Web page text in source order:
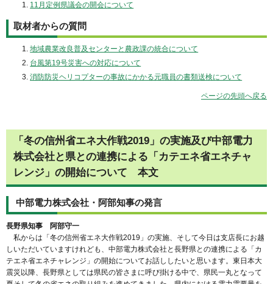
11月定例県議会の開会について
取材者からの質問
地域農業改良普及センターと農政課の統合について
台風第19号災害への対応について
消防防災ヘリコプターの事故にかかる元職員の書類送検について
ページの先頭へ戻る
「冬の信州省エネ大作戦2019」の実施及び中部電力
株式会社と県との連携による「カテエネ省エネチャ
レンジ」の開始について 本文
中部電力株式会社・阿部知事の発言
長野県知事 阿部守一
私からは「冬の信州省エネ大作戦2019」の実施、そして今日は支店長にお越
しいただいていますけれども、中部電力株式会社と長野県との連携による「カ
テエネ省エネチャレンジ」の開始についてお話ししたいと思います。東日本大
震災以降、長野県としては県民の皆さまに呼び掛ける中で、県民一丸となって